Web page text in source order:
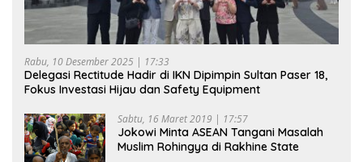
Rabu, 10 Desember 2025 | 17:33
Delegasi Rectitude Hadir di IKN Dipimpin Sultan Paser 18,
Fokus Investasi Hijau dan Safety Equipment
Sabtu, 16 Maret 2019 | 17:57
Jokowi Minta ASEAN Tangani Masalah
Muslim Rohingya di Rakhine State